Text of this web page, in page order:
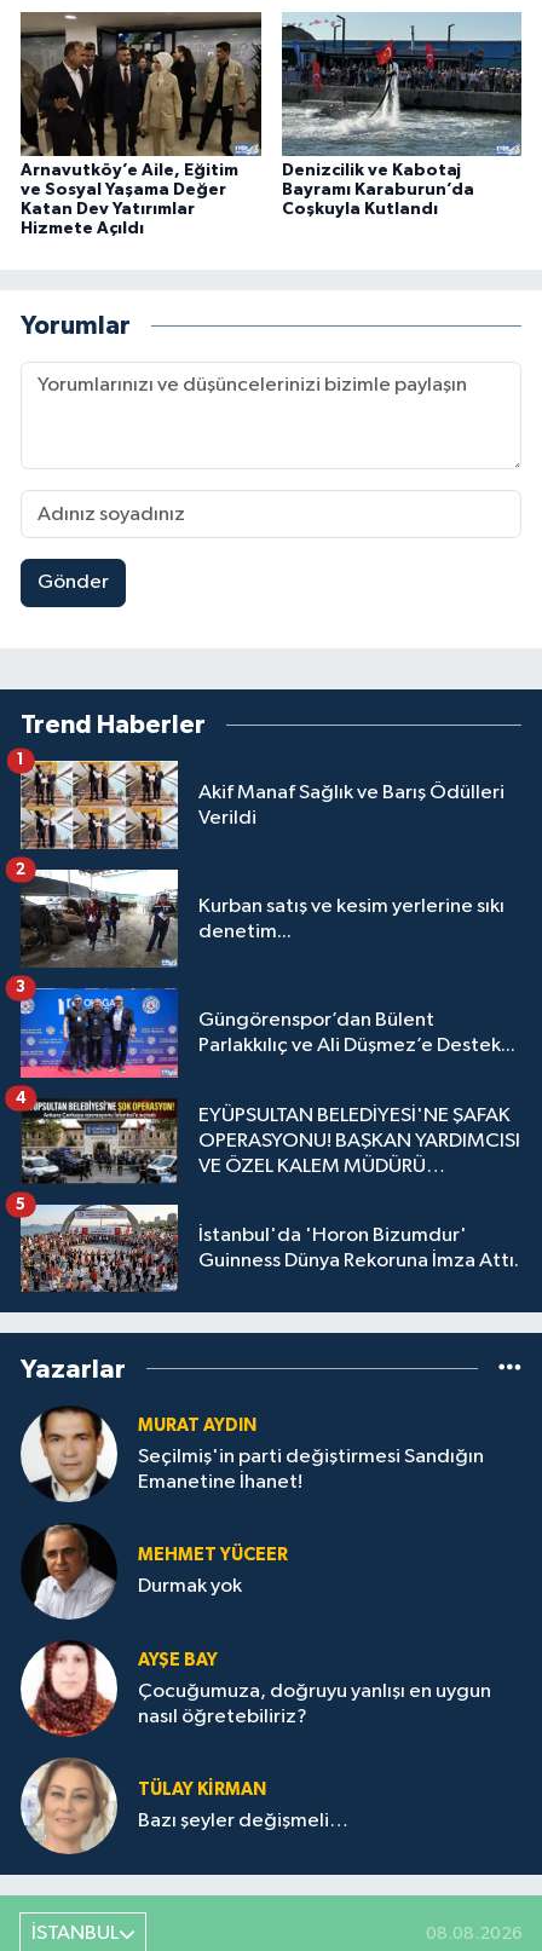
Arnavutköy’e Aile, Eğitim
ve Sosyal Yaşama Değer
Katan Dev Yatırımlar
Hizmete Açıldı
Denizcilik ve Kabotaj
Bayramı Karaburun’da
Coşkuyla Kutlandı
Yorumlar
Gönder
Trend Haberler
Akif Manaf Sağlık ve Barış Ödülleri
Verildi
1
Kurban satış ve kesim yerlerine sıkı
denetim...
2
Güngörenspor’dan Bülent
Parlakkılıç ve Ali Düşmez’e Destek...
3
EYÜPSULTAN BELEDİYESİ'NE ŞAFAK
OPERASYONU! BAŞKAN YARDIMCISI
VE ÖZEL KALEM MÜDÜRÜ
4
İstanbul'da 'Horon Bizumdur'
Guinness Dünya Rekoruna İmza Attı.
5
Yazarlar
MURAT AYDIN
Seçilmiş'in parti değiştirmesi Sandığın
Emanetine İhanet!
MEHMET YÜCEER
Durmak yok
AYŞE BAY
Çocuğumuza, doğruyu yanlışı en uygun
nasıl öğretebiliriz?
TÜLAY KİRMAN
Bazı şeyler değişmeli…
İSTANBUL 08.08.2026